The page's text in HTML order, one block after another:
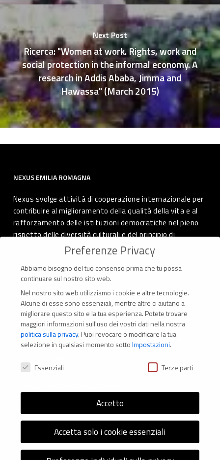
Next Post
Ricerca: "Women at work. Rights, work and
social protection in the informal economy. A
research in Addis Ababa, Jimma and
Hawassa" (March 2015)
NEXUS EMILIA ROMAGNA
Nexus svolge attività di cooperazione internazionale per
contribuire al miglioramento della qualità della vita e al
rafforzamento delle istituzioni democratiche nel pieno
rispetto delle diversità culturali e del principio di
autodeterminazione dei popoli.
CONTATTI
Via Marconi 69 – 40122 Bologna (Italia)
Tel. +39 051 294 775
© 2026 Nexus ER - Tutti i diritti riservati - Codice fiscale:
Preferenze Privacy
Abbiamo bisogno del tuo consenso prima che tu possa
continuare sul nostro sito web.
Nel nostro sito web utilizziamo i cookie e altre tecnologie.
Alcune di esse sono essenziali, mentre altre ci aiutano a
migliorare questo sito e la tua esperienza. Potete trovare
maggiori informazioni sull'uso dei vostri dati nella nostra
politica sulla privacy. Puoi revocare o modificare la tua
selezione in qualsiasi momento sottoImpostazioni.
Preferenze Privacy
Essenziali Terze parti
Accetto
Accetta solo i cookie essenziali